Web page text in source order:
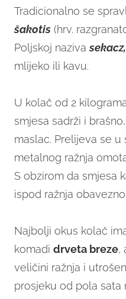
Tradicionalno se
šakotis (hrv.
Poljskoj nazivasekacz,
mlijeko ili kavu.
U kolač od 2
smjesa sadrži i
maslac. Prelijeva se
metalnog ražnja
S obzirom da smjesa
ispod ražnja
Najbolji okus kolač
komadi drveta breze,
veličini ražnja i
prosjeku od pola sata